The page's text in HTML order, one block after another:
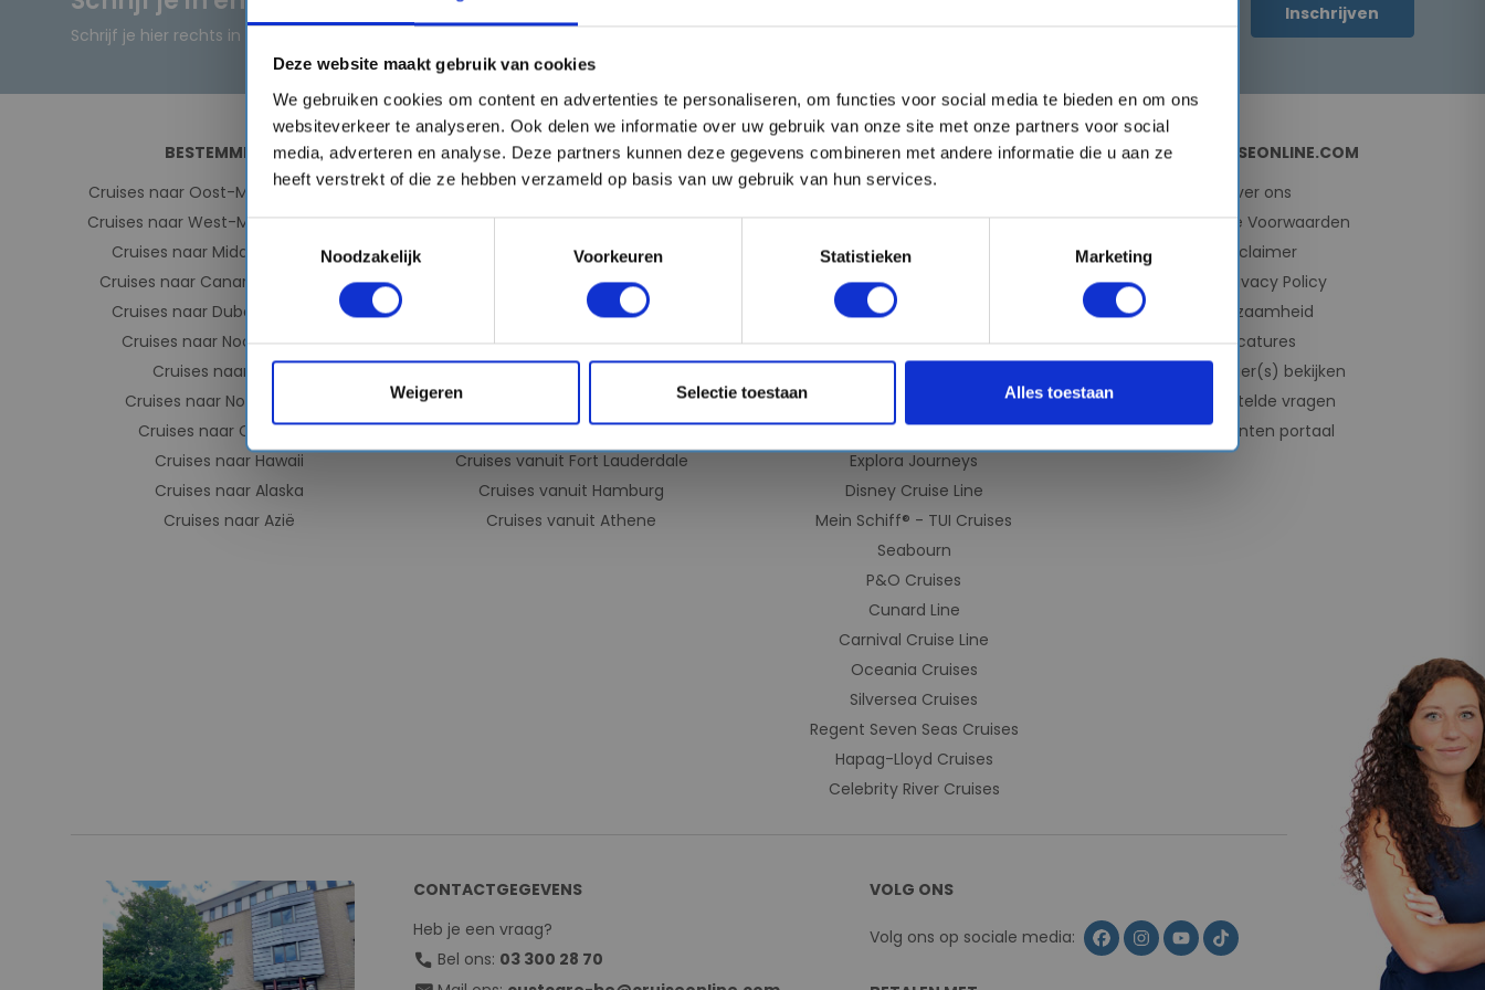
Deze website maakt gebruik van cookies
We gebruiken cookies om content en advertenties te personaliseren, om functies voor social media te bieden en om ons
websiteverkeer te analyseren. Ook delen we informatie over uw gebruik van onze site met onze partners voor social
media, adverteren en analyse. Deze partners kunnen deze gegevens combineren met andere informatie die u aan ze
heeft verstrekt of die ze hebben verzameld op basis van uw gebruik van hun services.
Noodzakelijk
Voorkeuren Statistieken Marketing
Weigeren Selectie toestaan Alles toestaan
Schrijf je hier rechts in en ontvang de kortingscode direct!
Inschrijven
BESTEMMINGEN
Cruises naar Oost-Middellandse Zee
Cruises naar West-Middellandse Zee
Cruises naar Middellandse Zee
Cruises naar Canarische eilanden
Cruises naar Dubai & Emiraten
Cruises naar Noorse Fjorden
Cruises naar IJsland
Cruises naar Noord-Europa
Cruises naar Caribbean
Cruises naar Hawaii
Cruises naar Alaska
Cruises naar Azië
VERTREKHAVENS
Cruises vanuit Rotterdam
Cruises vanuit Amsterdam
Cruises vanuit IJmuiden
Cruises vanuit Civitavecchia (Rome)
Cruises vanuit Barcelona
Cruises vanuit Venetie
Cruises vanuit Dubai
Cruises vanuit Marseille
Cruises vanuit Fort Lauderdale
Cruises vanuit Hamburg
Cruises vanuit Athene
REDERIJEN
Virgin Voyages
MSC Cruises
Costa Cruises
Norwegian Cruise Line
Holland America Line
AIDA Cruises
Royal Caribbean
Princess Cruises
Explora Journeys
Disney Cruise Line
Mein Schiff® - TUI Cruises
Seabourn
P&O Cruises
Cunard Line
Carnival Cruise Line
Oceania Cruises
Silversea Cruises
Regent Seven Seas Cruises
Hapag-Lloyd Cruises
Celebrity River Cruises
OVER CRUISEONLINE.COM
Over ons
Algemene Voorwaarden
Disclaimer
AVG Privacy Policy
Duurzaamheid
Vacatures
Mijn dossier(s) bekijken
Veelgestelde vragen
Reisagenten portaal
CONTACTGEGEVENS
Heb je een vraag?
call Bel ons: 03 300 28 70
VOLG ONS
Volg ons op sociale media: